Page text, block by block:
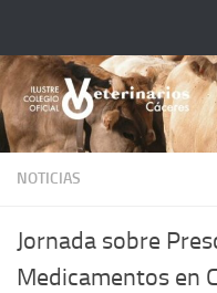
NOTICIAS
Jornada sobre
Medicamentos en